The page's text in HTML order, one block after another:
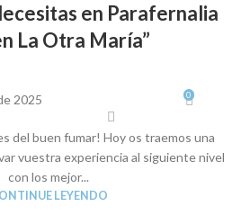
en Parafernalia
La Otra María”
2025 0
del buen fumar! Hoy os traemos una
vuestra experiencia al siguiente nivel
con los mejor...
LEYENDO